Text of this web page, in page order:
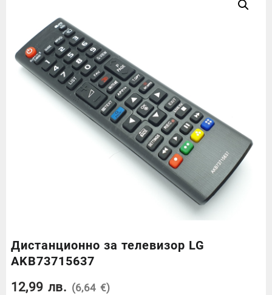
Дистанционно за телевизор LG
AKB73715637
12,99 лв. (6,64 €)